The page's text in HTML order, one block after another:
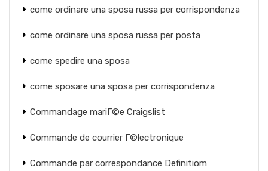
come ordinare una sposa russa per corrispondenza
come ordinare una sposa russa per posta
come spedire una sposa
come sposare una sposa per corrispondenza
Commandage mariГ©e Craigslist
Commande de courrier Г©lectronique
Commande par correspondance Definitiom